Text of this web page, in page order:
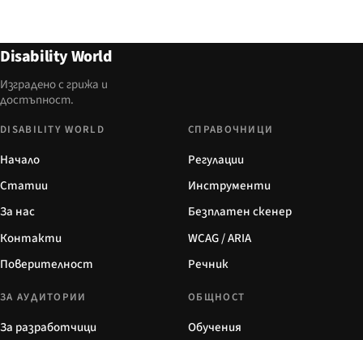
Disability World
Изградено с грижа и
достъпност.
DISABILITY WORLD
Начало
Статии
За нас
Контакти
Поверителност
СПРАВОЧНИЦИ
Регулации
Инструменти
Безплатен скенер
WCAG / ARIA
Речник
ЗА АУДИТОРИИ
За разработчици
ОБЩНОСТ
Обучения